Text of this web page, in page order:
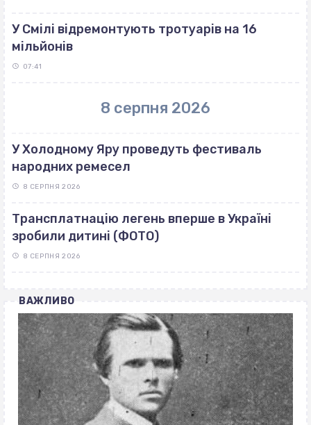
У Смілі відремонтують тротуарів на 16
мільйонів
07:41
8 серпня 2026
У Холодному Яру проведуть фестиваль
народних ремесел
8 СЕРПНЯ 2026
Трансплатнацію легень вперше в Україні
зробили дитині (ФОТО)
8 СЕРПНЯ 2026
ВАЖЛИВО